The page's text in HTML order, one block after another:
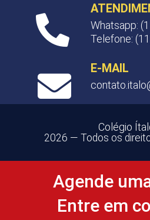
Whatsapp:
Telefone:
E-MAIL
Colégio
2026 — Todos os
Agende
Entre em